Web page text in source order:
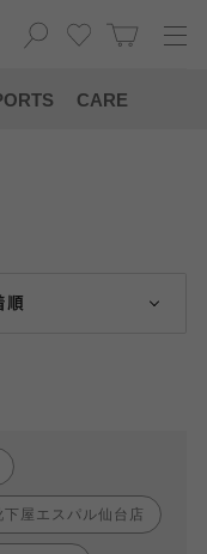
CARE
順
下屋エスパル仙台店